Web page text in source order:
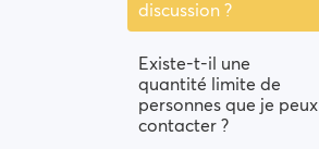
discussion ?
Existe-t-il une
quantité limite de
personnes que je peux
contacter ?